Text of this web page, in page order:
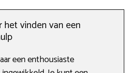
vinden van een
een enthousiaste